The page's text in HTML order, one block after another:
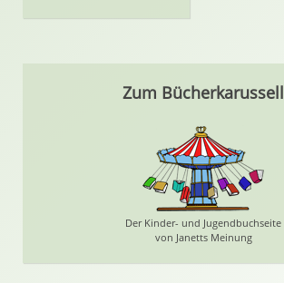
Zum Bücherkarussell
Der Kinder- und Jugendbuchseite
von Janetts Meinung